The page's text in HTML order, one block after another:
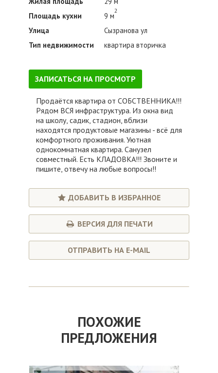
Площадь кухни 9 м
2
Улица
Сызранова ул
Тип недвижимости
квартира вторичка
ЗАПИСАТЬСЯ НА ПРОСМОТР
Продаётся квартира от СОБСТВЕННИКА!!!
Рядом ВСЯ инфраструктура. Из окна вид
на школу, садик, стадион, вблизи
находятся продуктовые магазины - всё для
комфортного проживания. Уютная
однокомнатная квартира. Санузел
совместный. Есть КЛАДОВКА!!! Звоните и
пишите, отвечу на любые вопросы!!
ДОБАВИТЬ В ИЗБРАННОЕ
ВЕРСИЯ ДЛЯ ПЕЧАТИ
ОТПРАВИТЬ НА E-MAIL
ПОХОЖИЕ
ПРЕДЛОЖЕНИЯ